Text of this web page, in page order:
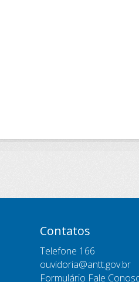
Contatos
Telefone 166
ouvidoria@antt.gov.br
Formulário Fale